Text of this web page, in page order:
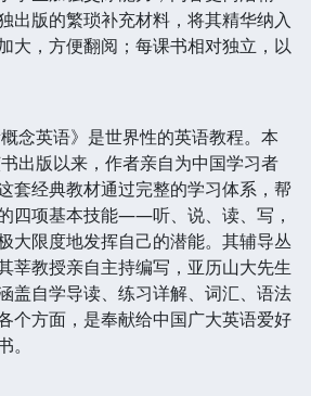
出版的繁琐补充材料，将其精华纳入
大，方便翻阅；每课书相对独立，以
英语》是世界性的英语教程。本
出版以来，作者亲自为中国学习者
套经典教材通过完整的学习体系，帮
四项基本技能——听、说、读、写，
大限度地发挥自己的潜能。其辅导丛
莘教授亲自主持编写，亚历山大先生
盖自学导读、练习详解、词汇、语法
个方面，是奉献给中国广大英语爱好